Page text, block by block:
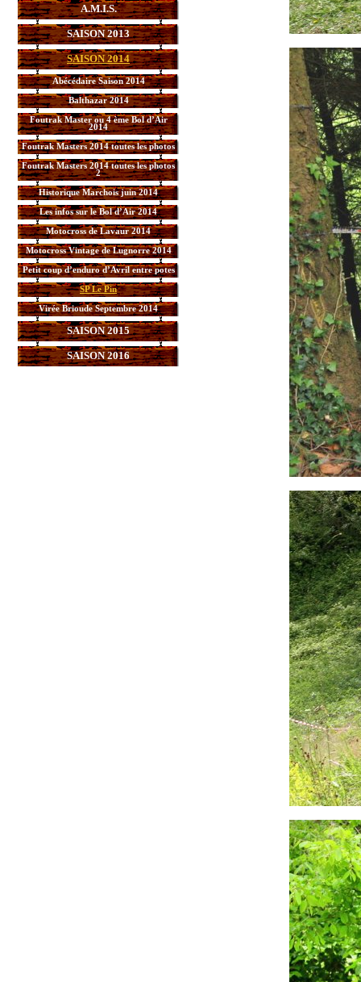
A.M.I.S.
SAISON 2013
SAISON 2014
Abécédaire Saison 2014
Balthazar 2014
Foutrak Master ou 4 ème Bol d’Air
2014
Foutrak Masters 2014 toutes les photos
Foutrak Masters 2014 toutes les photos
2
Historique Marchois juin 2014
Les infos sur le Bol d’Air 2014
Motocross de Lavaur 2014
Motocross Vintage de Lugnorre 2014
Petit coup d’enduro d’Avril entre potes
SP Le Pin
Virée Brioude Septembre 2014
SAISON 2015
SAISON 2016